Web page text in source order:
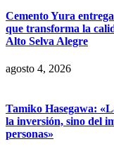
Cemento Yura
que transforma la
Alto Selva Alegre
agosto 4, 2026
Tamiko Hasegawa:
la inversión, sino del
personas»